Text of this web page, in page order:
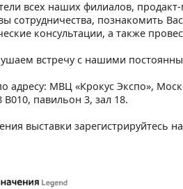
всех наших филиалов,
сотрудничества, познакомить
консультации, а также
встречу с нашими
адресу: МВЦ «Крокус Экспо»,
павильон 3, зал 18.
выставки зарегистрируйтесь